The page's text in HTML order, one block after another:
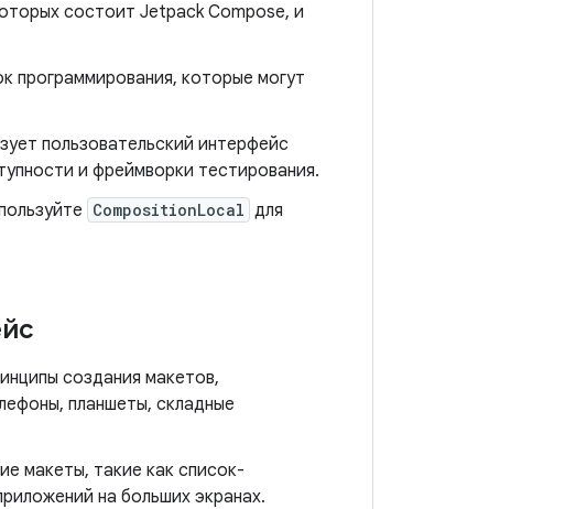
состоит Jetpack Compose, и
программирования, которые могут
пользовательский интерфейс
и фреймворки тестирования.
CompositionLocal для
создания макетов,
планшеты, складные
макеты, такие как список-
на больших экранах.